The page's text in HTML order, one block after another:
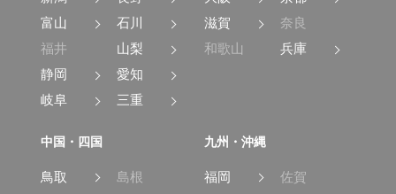
富山
石川
福井
山梨
静岡
愛知
岐阜
三重
滋賀
奈良
和歌山
兵庫
中国・四国
鳥取
島根
九州・沖縄
福岡
佐賀